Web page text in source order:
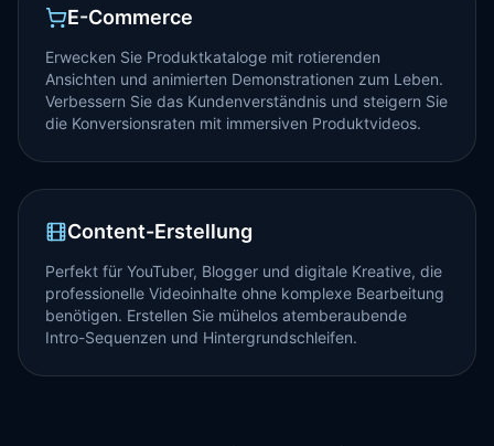
E-Commerce
Erwecken Sie Produktkataloge mit rotierenden
Ansichten und animierten Demonstrationen zum Leben.
Verbessern Sie das Kundenverständnis und steigern Sie
die Konversionsraten mit immersiven Produktvideos.
Content-Erstellung
Perfekt für YouTuber, Blogger und digitale Kreative, die
professionelle Videoinhalte ohne komplexe Bearbeitung
benötigen. Erstellen Sie mühelos atemberaubende
Intro-Sequenzen und Hintergrundschleifen.